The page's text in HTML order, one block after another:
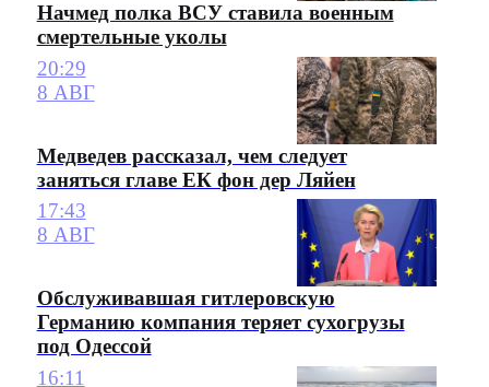
Начмед полка ВСУ ставила военным
смертельные уколы
20:29
8 АВГ
Медведев рассказал, чем следует
заняться главе ЕК фон дер Ляйен
17:43
8 АВГ
Обслуживавшая гитлеровскую
Германию компания теряет сухогрузы
под Одессой
16:11